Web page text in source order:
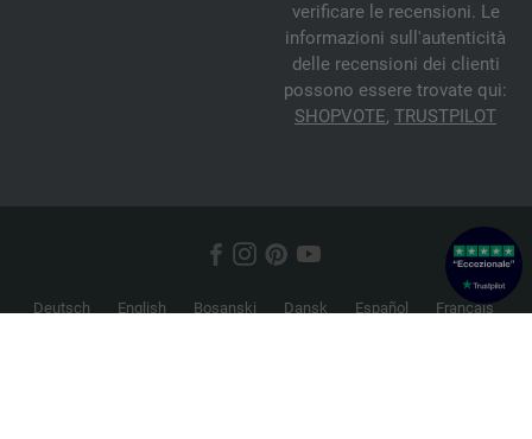
verificare le recensioni. Le
informazioni sull'autenticità
delle recensioni dei clienti
possono essere trovate qui:
SHOPVOTE, TRUSTPILOT
Deutsch English Bosanski Dansk Español
Français